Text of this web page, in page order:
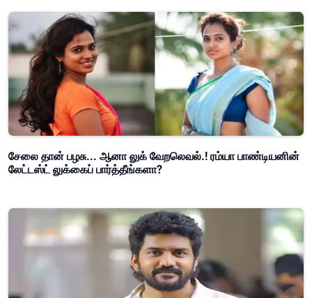
சேலை தான் பழசு... ஆனா லுக் வேறலெவல்.! ரம்யா பாண்டியனின்
லேட்டஸ்ட் லுக்கைப் பார்த்தீங்களா?